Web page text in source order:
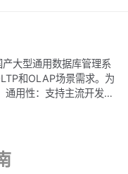
大型通用数据库管理系
和OLAP场景需求。为
用性：支持主流开发接
以WEB方式管理数据
储。 安全性：具有国内
策略，加强用户的数据